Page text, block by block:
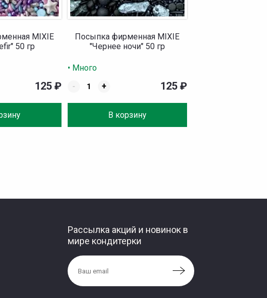
MIXIE
50 гр
125 ₽
Посыпка фирменная MIXIE
"Чернее ночи" 50 гр
• Много
-
+
В корзину
125 ₽
Рассылка акций и новинок в
мире кондитерки